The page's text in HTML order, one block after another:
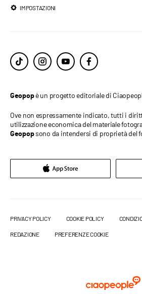
IMPOSTAZIONI
Geopopè un progetto editoriale di
Ove non espressamente indicato, tutti i
utilizzazione economica del materiale
Geopopsono da intendersi di proprietà del
PRIVACY POLICY COOKIE POLICY
REDAZIONE PREFERENZE COOKIE